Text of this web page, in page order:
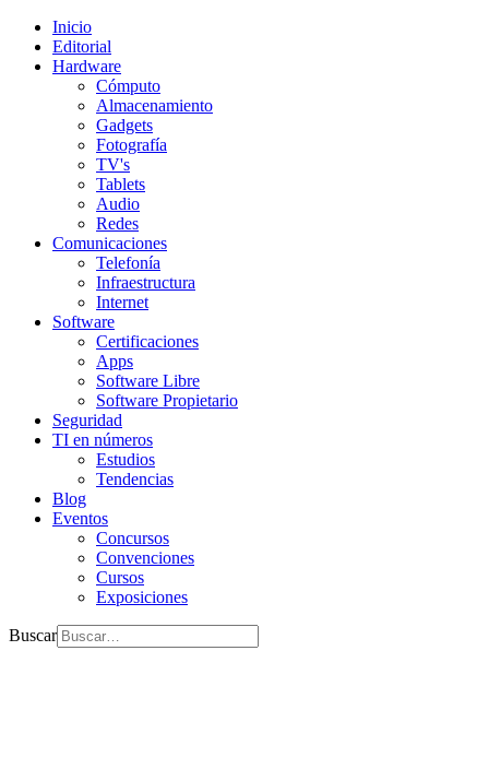
Inicio
Editorial
Hardware
Cómputo
Almacenamiento
Gadgets
Fotografía
TV's
Tablets
Audio
Redes
Comunicaciones
Telefonía
Infraestructura
Internet
Software
Certificaciones
Apps
Software Libre
Software Propietario
Seguridad
TI en números
Estudios
Tendencias
Blog
Eventos
Concursos
Convenciones
Cursos
Exposiciones
Buscar